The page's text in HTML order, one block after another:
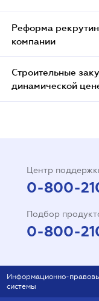
Реформа
компании
Строительные
динамической
Центр
0-800-
Подбор
0-800-
Информационно-
системы